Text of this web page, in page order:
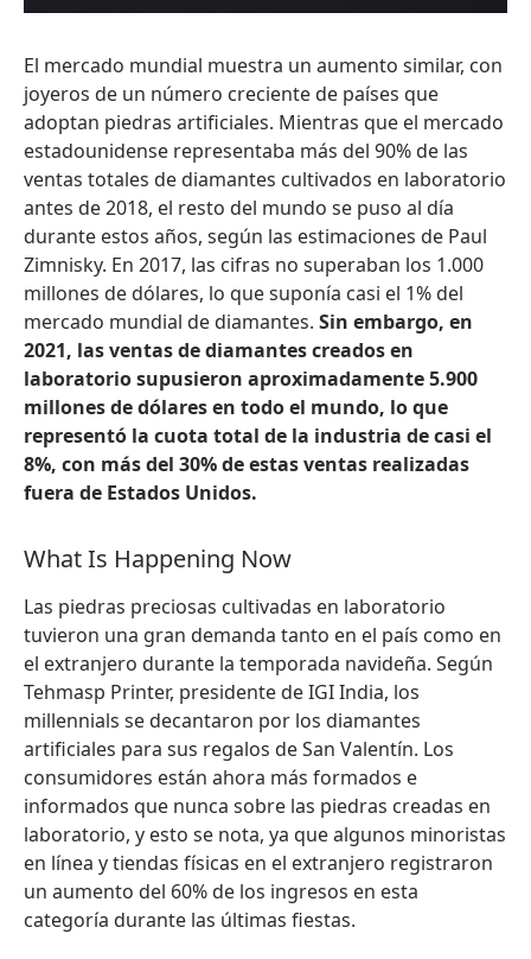
El mercado mundial muestra un aumento similar, con
joyeros de un número creciente de países que
adoptan piedras artificiales. Mientras que el mercado
estadounidense representaba más del 90% de las
ventas totales de diamantes cultivados en laboratorio
antes de 2018, el resto del mundo se puso al día
durante estos años, según las estimaciones de Paul
Zimnisky. En 2017, las cifras no superaban los 1.000
millones de dólares, lo que suponía casi el 1% del
mercado mundial de diamantes. Sin embargo, en
2021, las ventas de diamantes creados en
laboratorio supusieron aproximadamente 5.900
millones de dólares en todo el mundo, lo que
representó la cuota total de la industria de casi el
8%, con más del 30% de estas ventas realizadas
fuera de Estados Unidos.
What Is Happening Now
Las piedras preciosas cultivadas en laboratorio
tuvieron una gran demanda tanto en el país como en
el extranjero durante la temporada navideña. Según
Tehmasp Printer, presidente de IGI India, los
millennials se decantaron por los diamantes
artificiales para sus regalos de San Valentín. Los
consumidores están ahora más formados e
informados que nunca sobre las piedras creadas en
laboratorio, y esto se nota, ya que algunos minoristas
en línea y tiendas físicas en el extranjero registraron
un aumento del 60% de los ingresos en esta
categoría durante las últimas fiestas.